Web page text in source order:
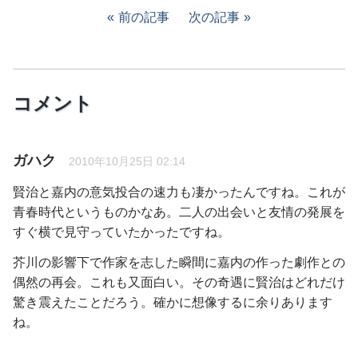
前の記事 次の記事
コメント
ガハク 2010年10月25日 02:14
賢治と嘉内の意気投合の速力も凄かったんですね。これが
青春時代というものかなあ。二人の出会いと友情の発展を
すぐ横で見守っていたかったですね。
芥川の影響下で作家を志した瞬間に嘉内の作った劇作との
偶然の再会。これも又面白い。その奇遇に賢治はどれだけ
驚き震えたことだろう。確かに想像するに余りあります
ね。